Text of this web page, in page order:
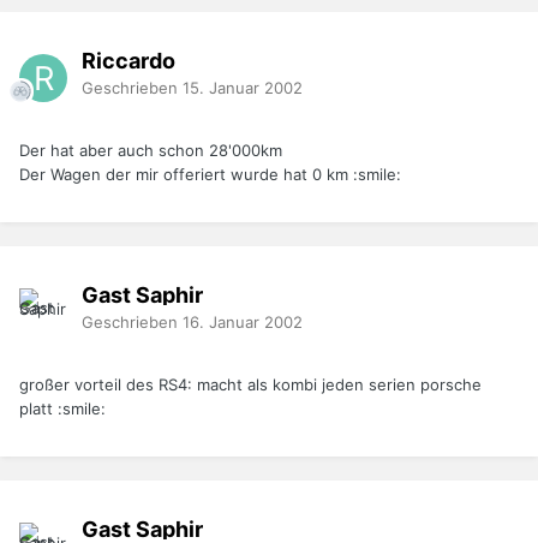
Riccardo
Geschrieben 15. Januar 2002
Der hat aber auch schon 28'000km
Der Wagen der mir offeriert wurde hat 0 km :smile:
Gast Saphir
Geschrieben 16. Januar 2002
großer vorteil des RS4: macht als kombi jeden serien porsche
platt :smile:
Gast Saphir